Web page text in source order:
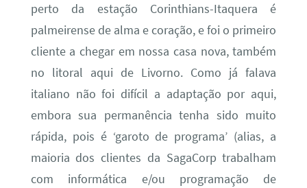
perto da estação Corinthians-Itaquera é
palmeirense de alma e coração, e foi o primeiro
cliente a chegar em nossa casa nova, também
no litoral aqui de Livorno. Como já falava
italiano não foi difícil a adaptação por aqui,
embora sua permanência tenha sido muito
rápida, pois é ‘garoto de programa’ (alias, a
maioria dos clientes da SagaCorp trabalham
com informática e/ou programação de